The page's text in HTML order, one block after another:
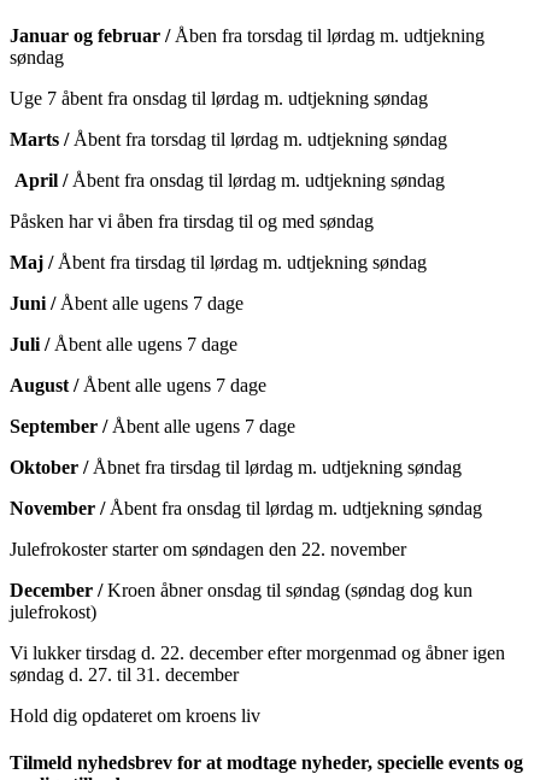
Januar og februar /Åben fra torsdag til lørdag m. udtjekning
søndag
Uge 7 åbent fra onsdag til lørdag m. udtjekning søndag
Marts /Åbent fra torsdag til lørdag m. udtjekning søndag
April /Åbent fra onsdag til lørdag m. udtjekning søndag
Påsken har vi åben fra tirsdag til og med søndag
Maj / Åbent fra tirsdag til lørdag m. udtjekning søndag
Juni / Åbent alle ugens 7 dage
Juli /Åbent alle ugens 7 dage
August /Åbent alle ugens 7 dage
September /Åbent alle ugens 7 dage
Oktober /Åbnet fra tirsdag til lørdag m. udtjekning søndag
November /Åbent fra onsdag til lørdag m. udtjekning søndag
Julefrokoster starter om søndagen den 22. november
December /Kroen åbner onsdag til søndag (søndag dog kun
julefrokost)
Vi lukker tirsdag d. 22. december efter morgenmad og åbner igen
søndag d. 27. til 31. december
Hold dig opdateret om kroens liv
Tilmeld nyhedsbrev for at modtage nyheder, specielle events og